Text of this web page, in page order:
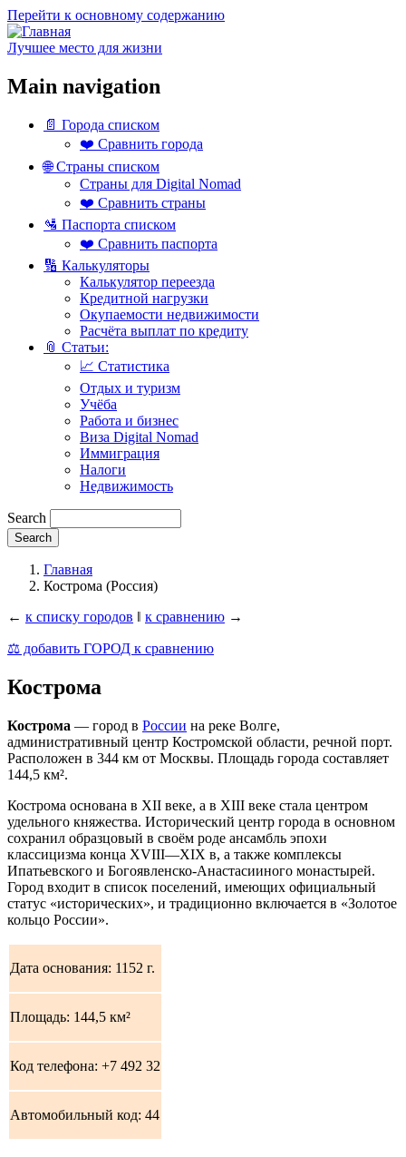
Перейти к основному содержанию
Лучшее место для жизни
Main navigation
📄 Города списком
❤️ Сравнить города
🌐 Страны списком
Страны для Digital Nomad
❤️ Сравнить страны
🛂 Паспорта списком
❤️ Сравнить паспорта
🔢 Калькуляторы
Калькулятор переезда
Кредитной нагрузки
Окупаемости недвижимости
Расчёта выплат по кредиту
📎 Статьи:
📈 Статистика
Отдых и туризм
Учёба
Работа и бизнес
Виза Digital Nomad
Иммиграция
Налоги
Недвижимость
Search
Главная
Кострома (Россия)
← к списку городов ‖ к сравнению →
⚖️ добавить ГОРОД к сравнению
Кострома
Кострома — город в России на реке Волге,
административный центр Костромской области, речной порт.
Расположен в 344 км от Москвы. Площадь города составляет
144,5 км².
Кострома основана в XII веке, а в XIII веке стала центром
удельного княжества. Исторический центр города в основном
сохранил образцовый в своём роде ансамбль эпохи
классицизма конца XVIII—XIX в, а также комплексы
Ипатьевского и Богоявленско-Анастасииного монастырей.
Город входит в список поселений, имеющих официальный
статус «исторических», и традиционно включается в «Золотое
кольцо России».
Дата основания: 1152 г.
Площадь: 144,5 км²
Код телефона: +7 492 32
Автомобильный код: 44